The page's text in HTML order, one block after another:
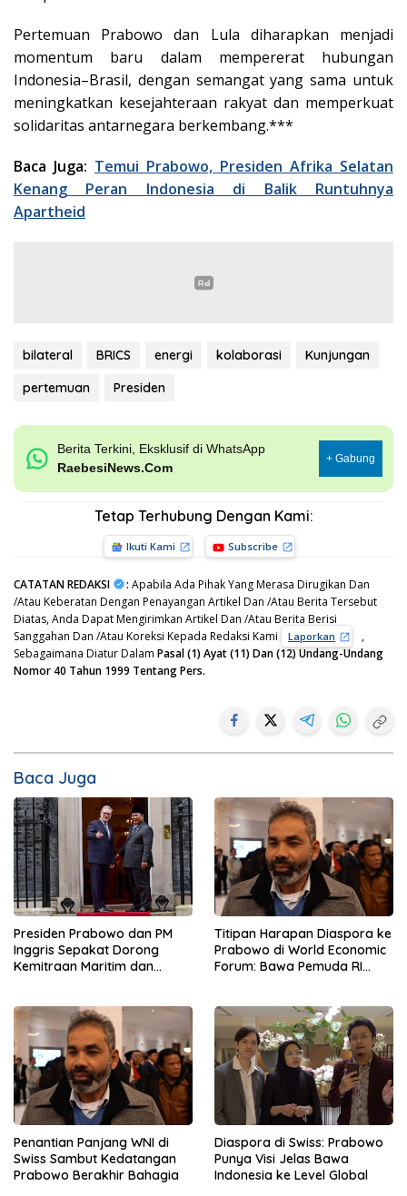
Pertemuan Prabowo dan Lula diharapkan menjadi
momentum baru dalam mempererat hubungan
Indonesia–Brasil, dengan semangat yang sama untuk
meningkatkan kesejahteraan rakyat dan memperkuat
solidaritas antarnegara berkembang.***
Baca Juga: Temui Prabowo, Presiden Afrika Selatan
Kenang Peran Indonesia di Balik Runtuhnya
Apartheid
bilateral BRICS energi kolaborasi
Kunjungan
pertemuan
Presiden
Berita Terkini, Eksklusif di WhatsApp
RaebesiNews.Com
+ Gabung
Tetap Terhubung Dengan Kami:
Ikuti Kami Subscribe
CATATAN REDAKSI : Apabila Ada Pihak Yang Merasa Dirugikan Dan
/Atau Keberatan Dengan Penayangan Artikel Dan /Atau Berita Tersebut
Diatas, Anda Dapat Mengirimkan Artikel Dan /Atau Berita Berisi
Sanggahan Dan /Atau Koreksi Kepada Redaksi Kami
Laporkan
,
Sebagaimana Diatur Dalam Pasal (1) Ayat (11) Dan (12) Undang-Undang
Nomor 40 Tahun 1999 Tentang Pers.
Baca Juga
Presiden Prabowo dan PM
Inggris Sepakat Dorong
Kemitraan Maritim dan
Titipan Harapan Diaspora ke
Prabowo di World Economic
Forum: Bawa Pemuda RI
Penantian Panjang WNI di
Swiss Sambut Kedatangan
Prabowo Berakhir Bahagia
Diaspora di Swiss: Prabowo
Punya Visi Jelas Bawa
Indonesia ke Level Global